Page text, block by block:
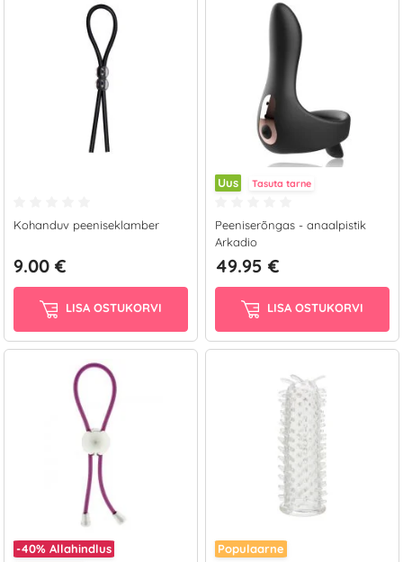
Kohanduv peeniseklamber
9.00 €
LISA OSTUKORVI
Uus Tasuta tarne
Peeniserõngas - anaalpistik
Arkadio
49.95 €
LISA OSTUKORVI
-40% Allahindlus
Populaarne